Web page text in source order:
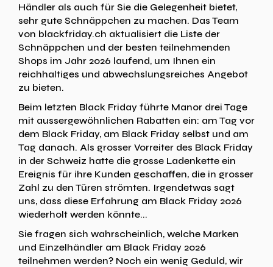
Händler als auch für Sie die Gelegenheit bietet,
sehr gute Schnäppchen zu machen. Das Team
von blackfriday.ch aktualisiert die Liste der
Schnäppchen und der besten teilnehmenden
Shops im Jahr 2026 laufend, um Ihnen ein
reichhaltiges und abwechslungsreiches Angebot
zu bieten.
Beim letzten Black Friday führte Manor drei Tage
mit aussergewöhnlichen Rabatten ein: am Tag vor
dem Black Friday, am Black Friday selbst und am
Tag danach. Als grosser Vorreiter des Black Friday
in der Schweiz hatte die grosse Ladenkette ein
Ereignis für ihre Kunden geschaffen, die in grosser
Zahl zu den Türen strömten. Irgendetwas sagt
uns, dass diese Erfahrung am Black Friday 2026
wiederholt werden könnte...
Sie fragen sich wahrscheinlich, welche Marken
und Einzelhändler am Black Friday 2026
teilnehmen werden? Noch ein wenig Geduld, wir